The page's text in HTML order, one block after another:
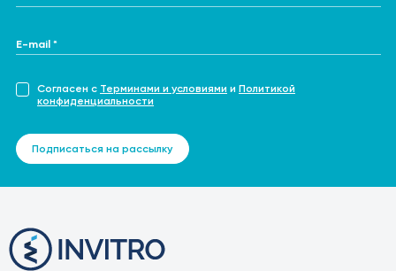
E-mail *
Согласен с Терминами и условиями и Политикой
конфиденциальности
Подписаться на рассылку